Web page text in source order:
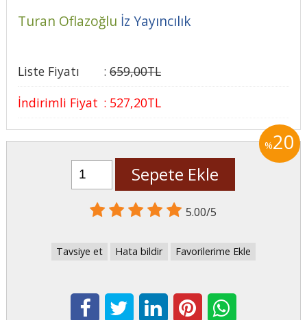
Turan Oflazoğlu İz Yayıncılık
Liste Fiyatı : 659,00TL
İndirimli Fiyat : 527,20TL
%20
Sepete Ekle
5.00/5
Tavsiye et Hata bildir Favorilerime Ekle